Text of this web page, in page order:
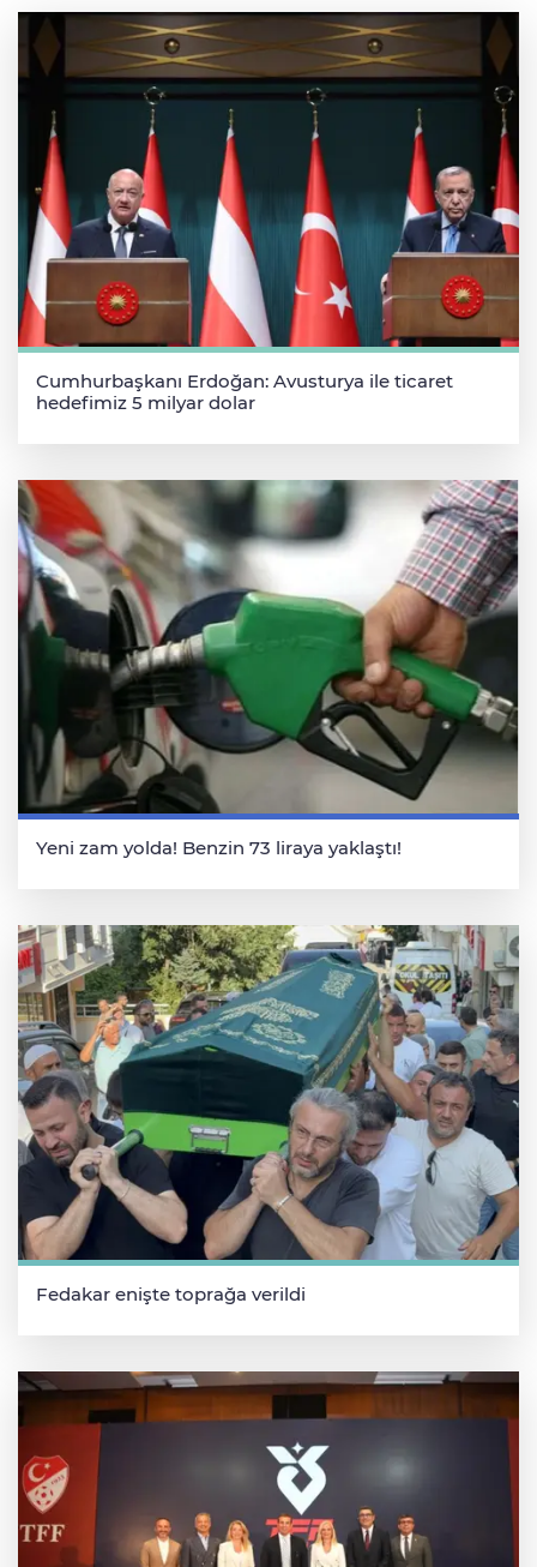
Cumhurbaşkanı Erdoğan: Avusturya ile ticaret
hedefimiz 5 milyar dolar
Yeni zam yolda! Benzin 73 liraya yaklaştı!
Fedakar enişte toprağa verildi